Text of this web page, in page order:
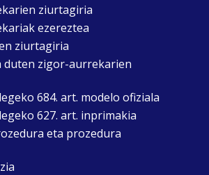
ziurtagiria
ezereztea
ziurtagiria
duten zigor-aurrekarien
684. art. modelo ofiziala
627. art. inprimakia
eta prozedura